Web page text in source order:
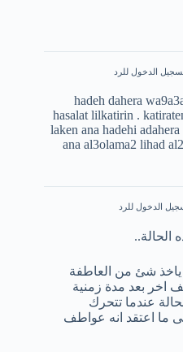
الدخول للرد
hadeh dahera
hasalat lilkatirin .
laken ana hadehi
ana al3olama2 lihad
الدخول للرد
الحالة..
ياخذ شئ من العاطفة
اخر بعد مدة زمنية
عندما تتحرك
ما اعتقد انه عواطف